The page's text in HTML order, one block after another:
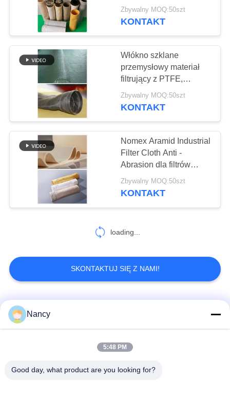
mm dla zakładów
cementu
Zbywalny MOQ:50szt
KONTAKT
Włókno szklane
przemysłowy materiał
filtrujący z PTFE,
odporny na kwas i
alkalizm
Zbywalny MOQ:50szt
KONTAKT
Nomex Aramid Industrial
Filter Cloth Anti -
Abrasion dla filtrów
asfaltowych
Zbywalny MOQ:50szt
KONTAKT
loading...
SKONTAKTUJ SIĘ Z NAMI!
popularne kategorie
Worek z filtrem
Nancy
5:48 PM
Good day, what product are you looking for?